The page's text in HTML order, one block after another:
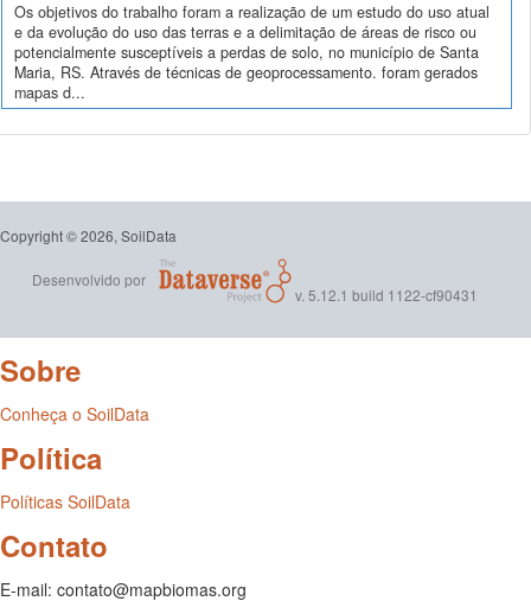
Os objetivos do trabalho foram a realização de um estudo do uso atual
e da evolução do uso das terras e a delimitação de áreas de risco ou
potencialmente susceptíveis a perdas de solo, no município de Santa
Maria, RS. Através de técnicas de geoprocessamento. foram gerados
mapas d...
Copyright © 2026, SoilData
Desenvolvido por
v. 5.12.1 build 1122-cf90431
Sobre
Conheça o SoilData
Política
Políticas SoilData
Contato
E-mail: contato@mapbiomas.org